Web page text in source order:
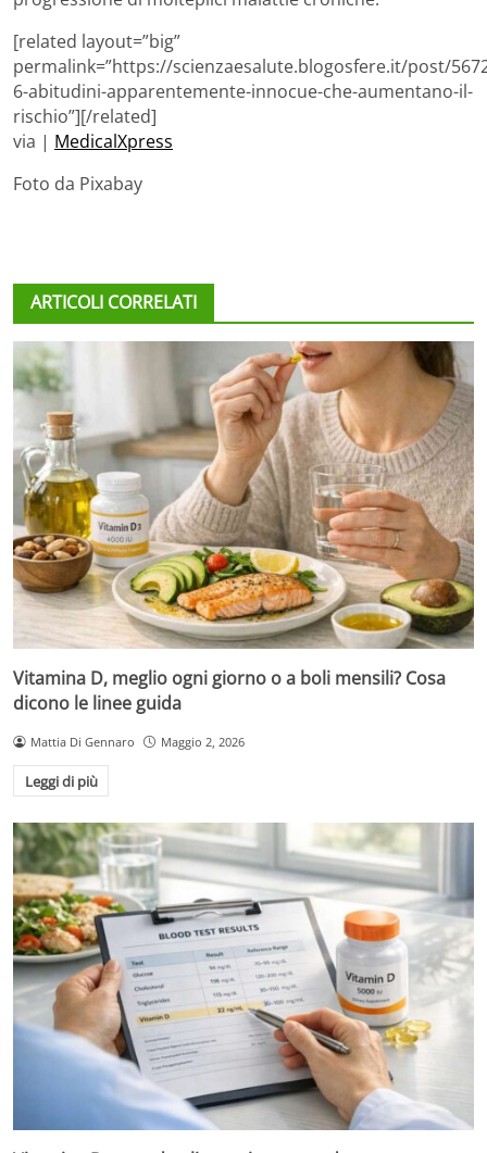
[related layout=”big”
permalink=”https://scienzaesalute.blogosfere.it/post/
6-abitudini-apparentemente-innocue-che-aumentano-il-
rischio”][/related]
via | MedicalXpress
Foto da Pixabay
ARTICOLI CORRELATI
Vitamina D, meglio ogni giorno o a boli mensili? Cosa
dicono le linee guida
Mattia Di Gennaro Maggio 2, 2026
Leggi di più